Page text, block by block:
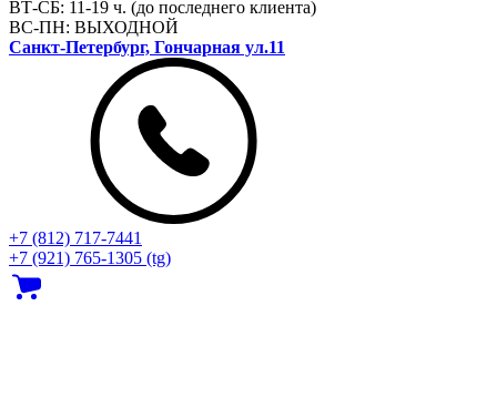
ВТ-СБ: 11-19 ч. (до последнего клиента)
ВС-ПН: ВЫХОДНОЙ
Санкт-Петербург, Гончарная ул.11
+7 (812) 717‑7441
+7 (921) 765-1305 (tg)